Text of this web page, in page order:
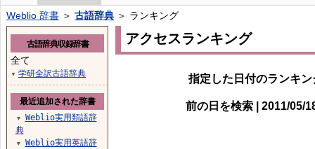
Weblio 辞書 ＞ 古語辞典 ＞ ランキング
アクセスランキング
指定した日付のランキ
前の日を検索 | 2011/05/
古語辞典収録辞書
全て
▼ 学研全訳古語辞典
最近追加された辞書
▼
Weblio実用類語辞
典
▼ Weblio実用英語辞